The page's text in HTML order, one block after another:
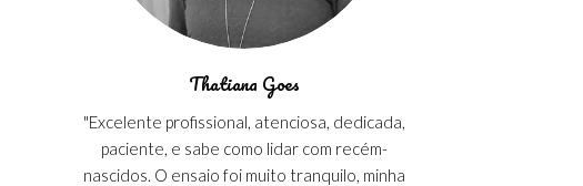
Thatiana Goes
"Excelente profissional, atenciosa, dedicada,
paciente, e sabe como lidar com recém-
nascidos. O ensaio foi muito tranquilo, minha